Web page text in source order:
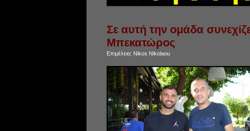
Σε αυτή την ομάδα
Μπεκατώρος
Επιμέλεια: Nikos Nikolaou